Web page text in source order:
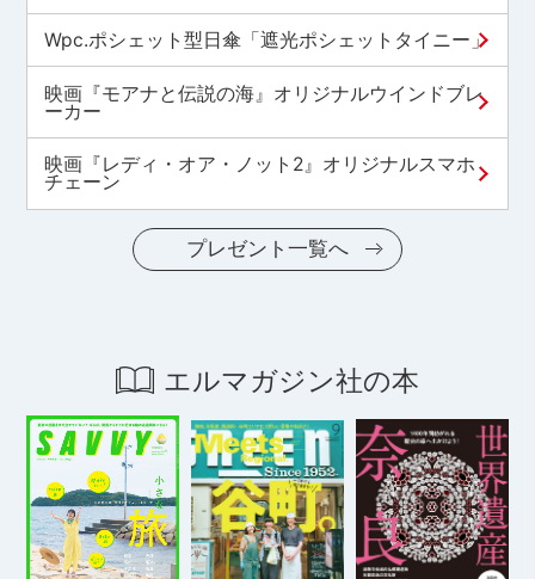
Wpc.ポシェット型日傘「遮光ポシェットタイニー」
映画『モアナと伝説の海』オリジナルウインドブレ
ーカー
映画『レディ・オア・ノット2』オリジナルスマホ
チェーン
プレゼント一覧へ
エルマガジン社の本